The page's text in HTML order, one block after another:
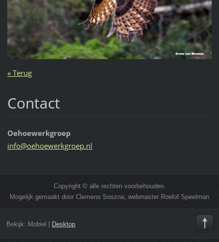
« Terug
Contact
Oehoewerkgroep
info@oehoewerkgroep.nl
Copyright © alle rechten voorbehouden.
Mogelijk gemaakt door Clemens Soszna, webmaster Roelof Speelman
Bekijk: Mobiel | Desktop